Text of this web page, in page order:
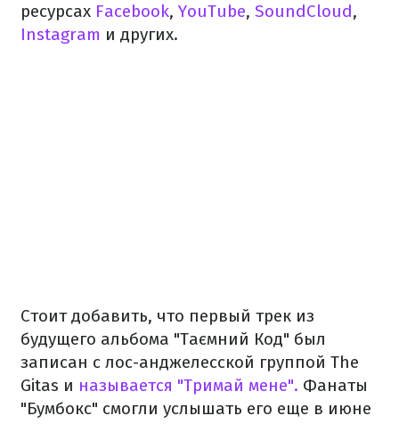
ресурсах Facebook, YouTube, SoundCloud,
Instagram и других.
Стоит добавить, что первый трек из
будущего альбома "Таємний Код" был
записан с лос-анджелесской группой The
Gitas и называется "Тримай мене". Фанаты
"Бумбокс" смогли услышать его еще в июне